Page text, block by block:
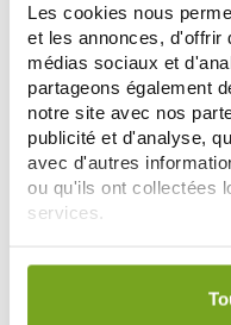
Les cookies nous
et les annonces, d'offrir
médias sociaux et
partageons également
notre site avec nos
publicité et d'analyse,
avec d'autres
ou qu'ils ont collectées
services.
Votre choix de
JALDES
JALDES ELTEANS PEAU
CAPSULES